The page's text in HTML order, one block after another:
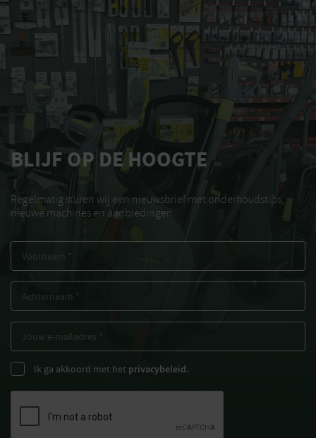
BLIJF OP DE HOOGTE
Regelmatig sturen wij een nieuwsbrief met onderhoudstips,
nieuwe machines en aanbiedingen
Ik ga akkoord met het privacybeleid.